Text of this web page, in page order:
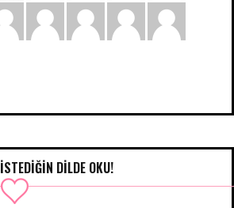
İSTEDIĞIN DILDE OKU!